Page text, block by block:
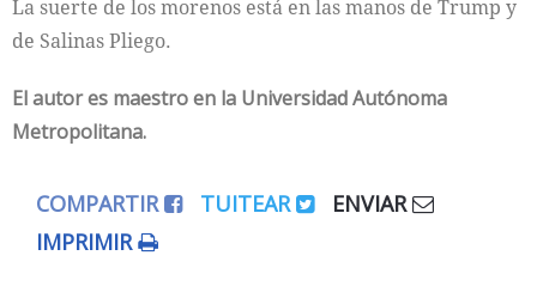
La suerte de los morenos está en las manos de Trump y
de Salinas Pliego.
El autor es maestro en la Universidad Autónoma
Metropolitana.
COMPARTIR TUITEAR
ENVIAR
IMPRIMIR